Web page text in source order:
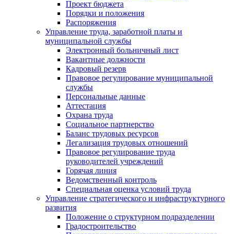
Проект бюджета
Порядки и положения
Распоряжения
Управление труда, заработной платы и
муниципальной службы
Электронный больничный лист
Вакантные должности
Кадровый резерв
Правовое регулирование муниципальной
службы
Персональные данные
Аттестация
Охрана труда
Социальное партнерство
Баланс трудовых ресурсов
Легализация трудовых отношений
Правовое регулирование труда
руководителей учреждений
Горячая линия
Ведомственный контроль
Специальная оценка условий труда
Управление стратегического и инфраструктурного
развития
Положение о структурном подразделении
Градостроительство